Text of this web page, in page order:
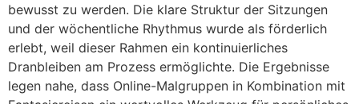
bewusst zu werden. Die klare Struktur der Sitzungen
und der wöchentliche Rhythmus wurde als förderlich
erlebt, weil dieser Rahmen ein kontinuierliches
Dranbleiben am Prozess ermöglichte. Die Ergebnisse
legen nahe, dass Online-Malgruppen in Kombination mit